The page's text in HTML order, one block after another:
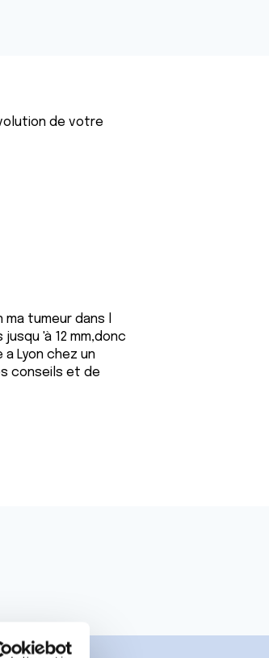
de votre
tumeur dans l
'à 12 mm,donc
a Lyon chez un
conseils et de